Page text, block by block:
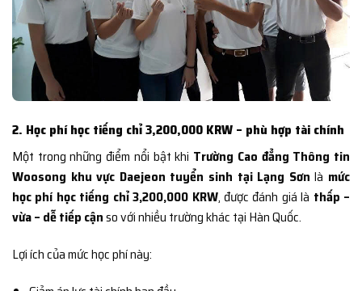
2. Học phí học tiếng chỉ 3,200,000 KRW – phù hợp tài chính
Một trong những điểm nổi bật khi Trường Cao đẳng Thông tin
Woosong khu vực Daejeon tuyển sinh tại Lạng Sơn là mức
học phí học tiếng chỉ 3,200,000 KRW, được đánh giá là thấp –
vừa – dễ tiếp cậnso với nhiều trường khác tại Hàn Quốc.
Lợi ích của mức học phí này: